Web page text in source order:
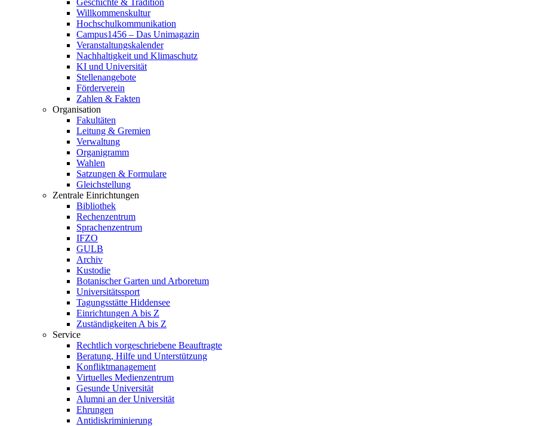
Geschichte & Tradition
Willkommenskultur
Hochschulkommunikation
Campus1456 – Das Unimagazin
Veranstaltungskalender
Nachhaltigkeit und Klimaschutz
KI und Universität
Stellenangebote
Förderverein
Zahlen & Fakten
Organisation
Fakultäten
Leitung & Gremien
Verwaltung
Organigramm
Wahlen
Satzungen & Formulare
Gleichstellung
Zentrale Einrichtungen
Bibliothek
Rechenzentrum
Sprachenzentrum
IFZO
GULB
Archiv
Kustodie
Botanischer Garten und Arboretum
Universitätssport
Tagungsstätte Hiddensee
Einrichtungen A bis Z
Zuständigkeiten A bis Z
Service
Rechtlich vorgeschriebene Beauftragte
Beratung, Hilfe und Unterstützung
Konfliktmanagement
Virtuelles Medienzentrum
Gesunde Universität
Alumni an der Universität
Ehrungen
Antidiskriminierung